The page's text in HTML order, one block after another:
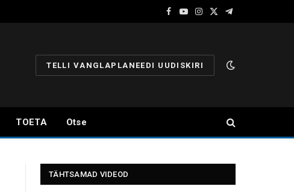
Facebook
YouTube
Instagram
X
Telegram
TELLI VANGLAPLANEEDI UUDISKIRI
TOETA Otse
TÄHTSAMAD VIDEOD